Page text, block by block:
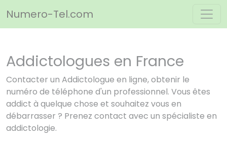
Numero-Tel.com
Addictologues en France
Contacter un Addictologue en ligne, obtenir le
numéro de téléphone d'un professionnel. Vous êtes
addict à quelque chose et souhaitez vous en
débarrasser ? Prenez contact avec un spécialiste en
addictologie.